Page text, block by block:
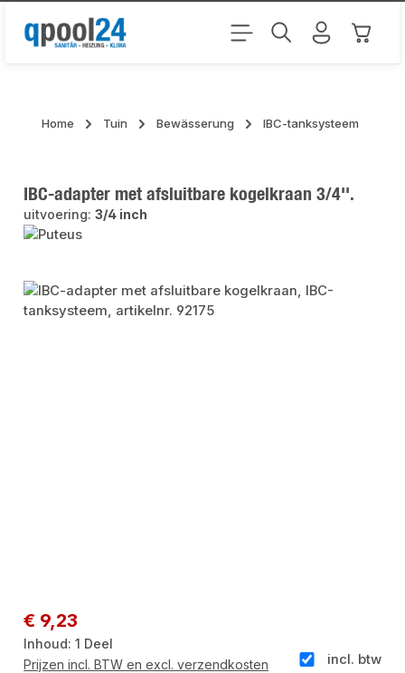
Ga naar de hoofdinhoud
Home Tuin Bewässerung IBC-tanksysteem
IBC-adapter met afsluitbare kogelkraan 3/4''.
uitvoering:3/4 inch
Afbeeldingengalerij overslaan
Normale prijs:
€ 9,23
Inhoud:1 Deel
incl. btw
Prijzen incl. BTW en excl. verzendkosten